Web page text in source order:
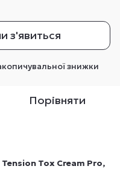
з'явиться
знижки
Порівняти
Tox Cream Pro,